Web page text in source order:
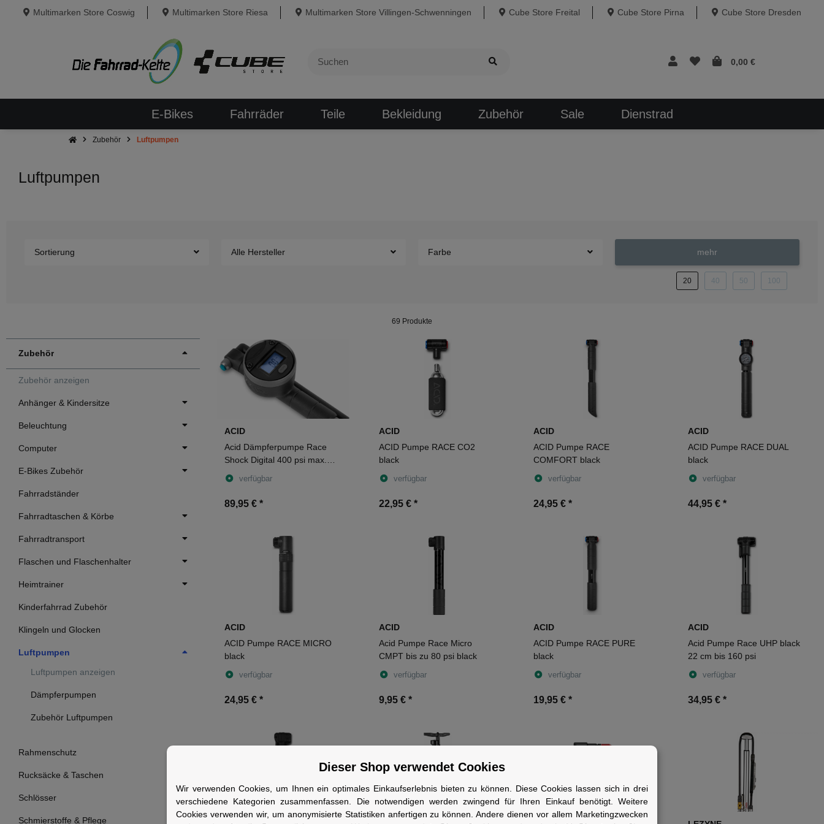
Multimarken Store Coswig Multimarken Store Riesa Multimarken Store Villingen-Schwenningen Cube Store Freital Cube Store Pirna Cube Store Dresden
0,00 €
E-Bikes Fahrräder Teile Bekleidung Zubehör Sale Dienstrad
Zubehör Luftpumpen
Luftpumpen
Sortierung Alle Hersteller Farbe mehr
20 40 50 100
69 Produkte
Zubehör
Zubehör anzeigen
Anhänger & Kindersitze
Beleuchtung
Computer
E-Bikes Zubehör
Fahrradständer
Fahrradtaschen & Körbe
Fahrradtransport
Flaschen und Flaschenhalter
Heimtrainer
Kinderfahrrad Zubehör
Klingeln und Glocken
Luftpumpen
Luftpumpen anzeigen
Dämpferpumpen
Zubehör Luftpumpen
Rahmenschutz
Rucksäcke & Taschen
Schlösser
Schmierstoffe & Pflege
ACID
Acid Dämpferpumpe Race
Shock Digital 400 psi max.
grey
verfügbar
89,95 € *
ACID
ACID Pumpe RACE CO2
black
verfügbar
22,95 € *
ACID
ACID Pumpe RACE
COMFORT black
verfügbar
24,95 € *
ACID
ACID Pumpe RACE DUAL
black
verfügbar
44,95 € *
ACID
ACID Pumpe RACE MICRO
black
verfügbar
24,95 € *
ACID
Acid Pumpe Race Micro
CMPT bis zu 80 psi black
verfügbar
9,95 € *
ACID
ACID Pumpe RACE PURE
black
verfügbar
19,95 € *
ACID
Acid Pumpe Race UHP black
22 cm bis 160 psi
verfügbar
34,95 € *
Dieser Shop verwendet Cookies
Wir verwenden Cookies, um Ihnen ein optimales Einkaufserlebnis bieten zu können. Diese Cookies lassen sich in drei
verschiedene Kategorien zusammenfassen. Die notwendigen werden zwingend für Ihren Einkauf benötigt. Weitere
Cookies verwenden wir, um anonymisierte Statistiken anfertigen zu können. Andere dienen vor allem Marketingzwecken